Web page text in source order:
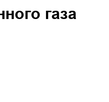
газа